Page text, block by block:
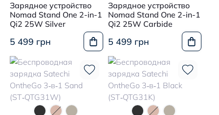
Зарядное устройство
Nomad Stand One 2-in-1
Qi2 25W Silver
5 499 грн
Зарядное устройство
Nomad Stand One 2-in-1
Qi2 25W Carbide
5 499 грн